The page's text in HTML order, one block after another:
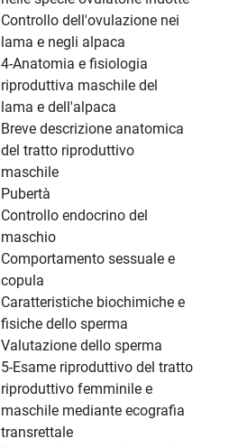
Controllo dell'ovulazione nei
lama e negli alpaca
4-Anatomia e fisiologia
riproduttiva maschile del
lama e dell'alpaca
Breve descrizione anatomica
del tratto riproduttivo
maschile
Pubertà
Controllo endocrino del
maschio
Comportamento sessuale e
copula
Caratteristiche biochimiche e
fisiche dello sperma
Valutazione dello sperma
5-Esame riproduttivo del tratto
riproduttivo femminile e
maschile mediante ecografia
transrettale